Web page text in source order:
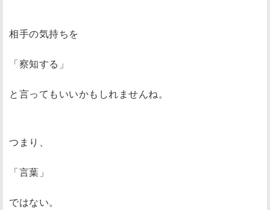
相手の気持ちを
「察知する」
と言ってもいいかもしれませんね。
つまり、
「言葉」
ではない。